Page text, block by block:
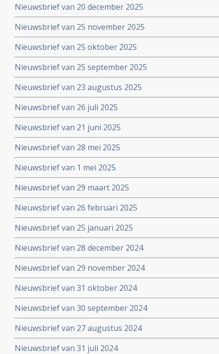
Nieuwsbrief van 20 december 2025
Nieuwsbrief van 25 november 2025
Nieuwsbrief van 25 oktober 2025
Nieuwsbrief van 25 september 2025
Nieuwsbrief van 23 augustus 2025
Nieuwsbrief van 26 juli 2025
Nieuwsbrief van 21 juni 2025
Nieuwsbrief van 28 mei 2025
Nieuwsbrief van 1 mei 2025
Nieuwsbrief van 29 maart 2025
Nieuwsbrief van 26 februari 2025
Nieuwsbrief van 25 januari 2025
Nieuwsbrief van 28 december 2024
Nieuwsbrief van 29 november 2024
Nieuwsbrief van 31 oktober 2024
Nieuwsbrief van 30 september 2024
Nieuwsbrief van 27 augustus 2024
Nieuwsbrief van 31 juli 2024